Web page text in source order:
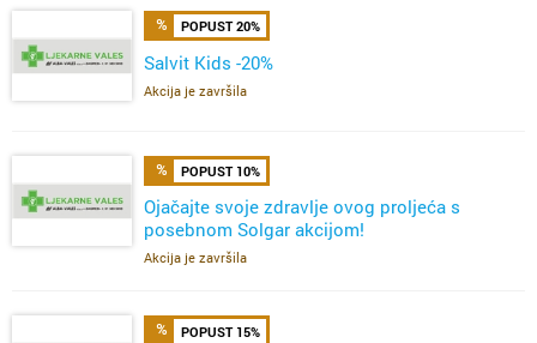
POPUST 20%
Salvit Kids -20%
Akcija je završila
POPUST 10%
Ojačajte svoje zdravlje ovog proljeća s
posebnom Solgar akcijom!
Akcija je završila
POPUST 15%